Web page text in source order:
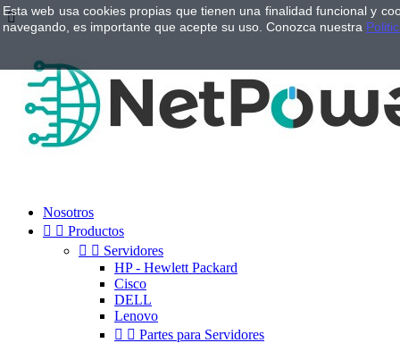

Nosotros
  Productos
  Servidores
HP - Hewlett Packard
Cisco
DELL
Lenovo
  Partes para Servidores
Esta web usa cookies propias que tienen una finalidad funcional y
navegando, es importante que acepte su uso. Conozca nuestra